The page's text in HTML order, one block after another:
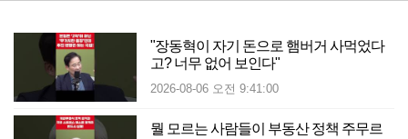
"장동혁이 자기 돈으로 햄버거 사먹었다
고? 너무 없어 보인다"
2026-08-06 오전 9:41:00
뭘 모르는 사람들이 부동산 정책 주무르